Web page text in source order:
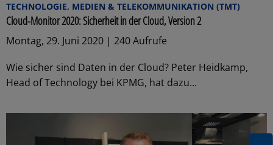
TECHNOLOGIE, MEDIEN & TELEKOMMUNIKATION (TMT)
Cloud-Monitor 2020: Sicherheit in der Cloud, Version 2
Montag, 29. Juni 2020 | 240 Aufrufe
Wie sicher sind Daten in der Cloud? Peter Heidkamp,
Head of Technology bei KPMG, hat dazu...